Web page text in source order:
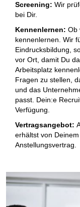
Screening: Wir
bei Dir.​
Kennenlernen: Ob
kennenlernen. Wir
Eindrucksbildung,
vor Ort, damit Du
Arbeitsplatz
Fragen zu stellen,
und das
passt. Dein:e
Verfügung. ​
Vertragsangebot:
erhältst von
Anstellungsvertrag.